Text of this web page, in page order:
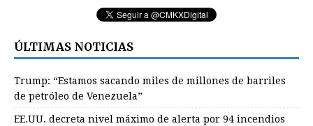
ÚLTIMAS NOTICIAS
Trump: “Estamos sacando miles de millones de barriles
de petróleo de Venezuela”
EE.UU. decreta nivel máximo de alerta por 94 incendios